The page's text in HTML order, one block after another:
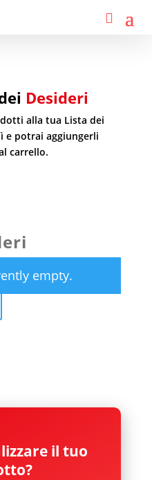
Desideri
alla tua Lista dei
e potrai aggiungerli
carrello.
empty.
il tuo